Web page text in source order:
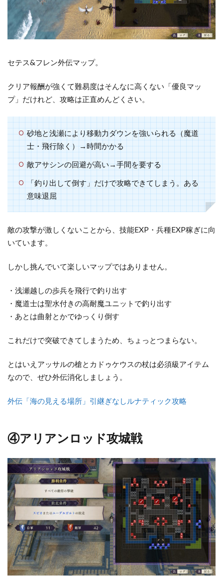
セテス&フレン外伝マップ。
クリア報酬が強くて難易度はそんなに高くない「優良マッ
プ」だけれど、攻略は正直めんどくさい。
砂地と浅瀬により移動力ダウンを強いられる（魔道
士・飛行除く）→時間かかる
敵アサシンの回避が高い→手間を要する
「釣り出して倒す」だけで攻略できてしまう。ある
意味退屈
敵の攻撃が激しくないことから、技能EXP・兵種EXP稼ぎに向
いています。
しかし挑んでいて楽しいマップではありません。
・浅瀬越しの歩兵を飛行で釣り出す
・魔道士は聖水付きの高耐魔ユニットで釣り出す
・あとは曲射とかでゆっくり倒す
これだけで突破できてしまうため、ちょっとつまらない。
とはいえアッサルの槍とカドゥケウスの杖は必須級アイテム
なので、ぜひ外伝消化しましょう。
外伝「海の見える場所」引継ぎなしルナティック攻略
④アリアンロッド攻城戦